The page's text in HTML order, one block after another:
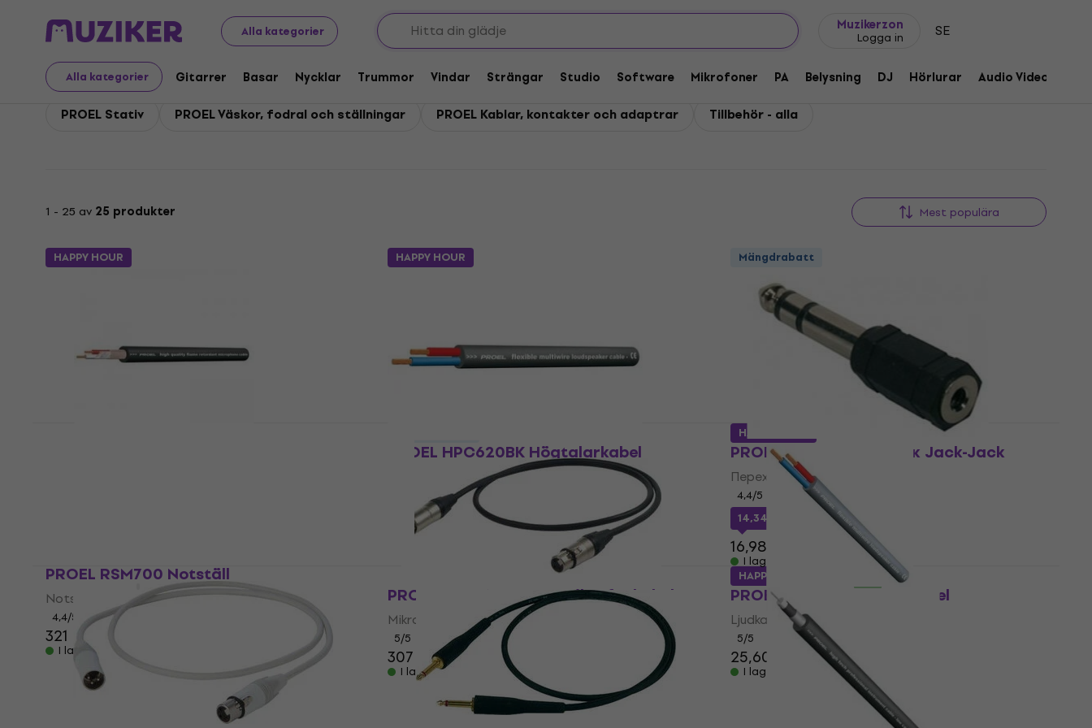
Alla kategorier
Muzikerzon
Logga in SE
Alla kategorier Gitarrer Basar Nycklar Trummor Vindar Strängar Studio Software Mikrofoner PA Belysning DJ Hörlurar Audio Video
PROEL PROEL Tillbehör
PROEL Tillbehör
PROEL Stativ PROEL Väskor, fodral och ställningar PROEL Kablar, kontakter och adaptrar Tillbehör - alla
1 - 25 av 25 produkter Mest populära
HAPPY HOUR HAPPY HOUR
PROEL HPC620BK Högtalarkabel
Högtalarkabel
50,70 kr
I lager för E-shop
Mängdrabatt
PROEL AT165 Перехідник Jack-Jack
Перехідник Jack-Jack
4,4/5
14,34 kr
med kodMUZMUZ-15
16,98 kr
I lager för E-shop
PROEL RSM700 Notställ
Notställ
4,4/5
321 kr
I lager för E-shop
PROEL ESO210LU5 5 m Mikrofonkabel
Mikrofonkabel
5/5
307 kr
I lager för E-shop
HAPPY HOUR
PROEL HPC 610 BK Ljudkabel
Ljudkabel
5/5
25,60 kr 26,10 kr
I lager för E-shop
HAPPY HOUR